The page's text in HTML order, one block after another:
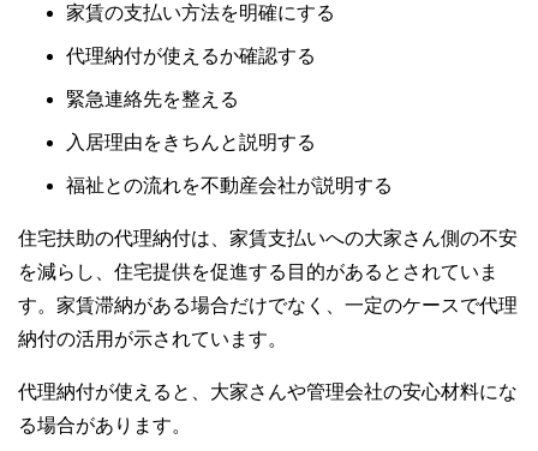
家賃の支払い方法を明確にする
代理納付が使えるか確認する
緊急連絡先を整える
入居理由をきちんと説明する
福祉との流れを不動産会社が説明する
住宅扶助の代理納付は、家賃支払いへの大家さん側の不安
を減らし、住宅提供を促進する目的があるとされていま
す。家賃滞納がある場合だけでなく、一定のケースで代理
納付の活用が示されています。
代理納付が使えると、大家さんや管理会社の安心材料にな
る場合があります。